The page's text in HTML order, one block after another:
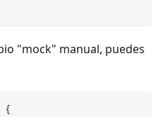
"mock" manual, puedes
{